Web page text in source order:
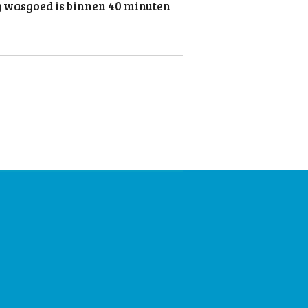
is binnen 40 minuten